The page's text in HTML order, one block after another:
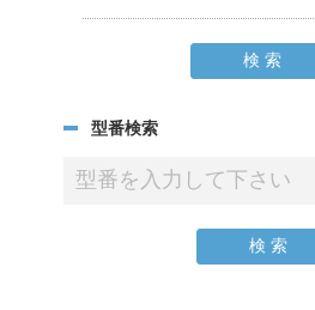
型番検索